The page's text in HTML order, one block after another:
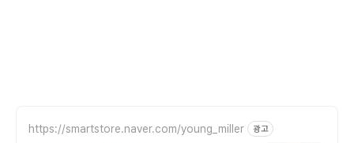
https://smartstore.naver.com/young_miller 광고